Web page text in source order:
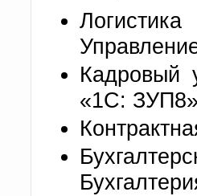
Кадровый
«1С: